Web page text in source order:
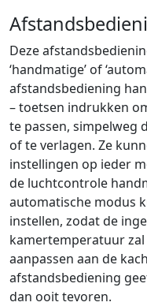
Deze
‘handmatige’ of
afstandsbediening
– toetsen indrukken
te passen, simpelweg
of te verlagen. Ze
instellingen op ieder
de luchtcontrole
automatische modus
instellen, zodat de
kamertemperatuur
aanpassen aan de
afstandsbediening
dan ooit tevoren.